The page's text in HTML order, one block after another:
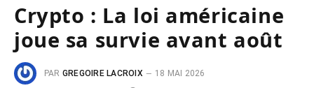
Crypto : La loi américaine
joue sa survie avant août
PAR GREGOIRE LACROIX
18 MAI 2026